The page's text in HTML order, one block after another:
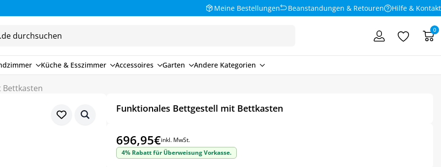
Meine Bestellungen Beanstandungen & Retouren Hilfe & Kontakt
0
Küche & Esszimmer Accessoires Garten Andere Kategorien
Bettkasten
Funktionales Bettgestell mit Bettkasten
696,95€inkl. MwSt.
4% Rabatt für Überweisung Vorkasse.